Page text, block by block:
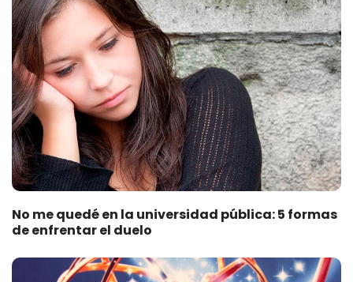
No me quedé en la universidad pública: 5 formas
de enfrentar el duelo